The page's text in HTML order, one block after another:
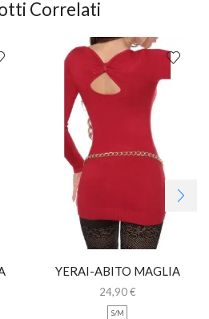
Correlati
YERAI-ABITO MAGLIA
LUNGA CON STRASS
24,90€
S/M